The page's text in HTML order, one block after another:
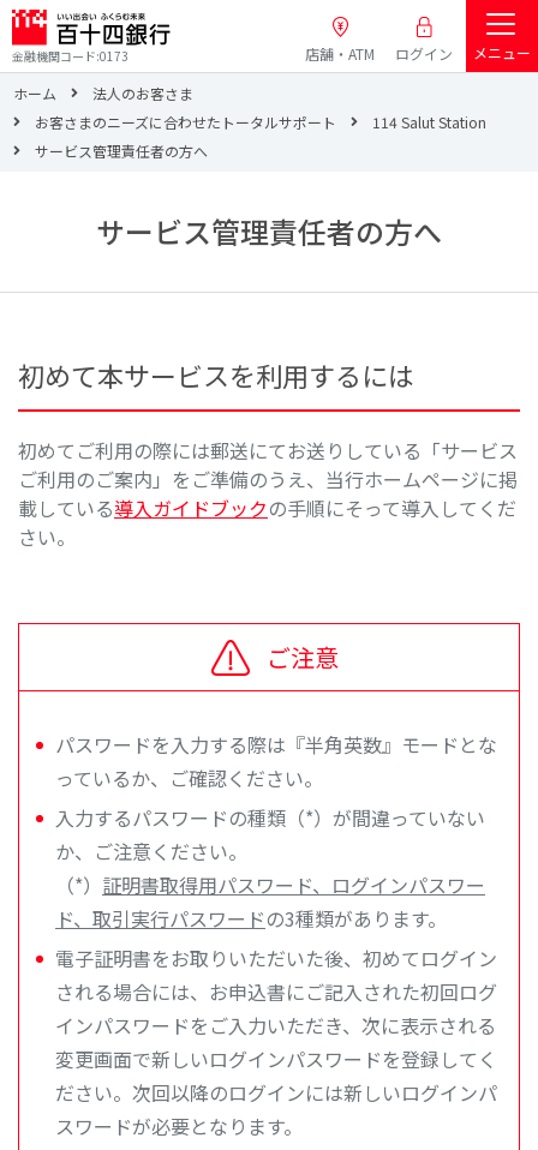
金融機関コード:0173 店舗・ATM ログイン
メニュー
ホーム
法人のお客さま
お客さまのニーズに合わせたトータルサポート
114 Salut Station
サービス管理責任者の方へ
サービス管理責任者の方へ
初めて本サービスを利用するには
初めてご利用の際には郵送にてお送りしている「サービス
ご利用のご案内」をご準備のうえ、当行ホームページに掲
載している導入ガイドブックの手順にそって導入してくだ
さい。
ご注意
パスワードを入力する際は『半角英数』モードとな
っているか、ご確認ください。
入力するパスワードの種類 （*） が間違っていない
か、ご注意ください。
（*） 証明書取得用パスワード、ログインパスワー
ド、取引実行パスワードの3種類があります。
電子証明書をお取りいただいた後、初めてログイン
される場合には、お申込書にご記入された初回ログ
インパスワードをご入力いただき、次に表示される
変更画面で新しいログインパスワードを登録してく
ださい。次回以降のログインには新しいログインパ
スワードが必要となります。